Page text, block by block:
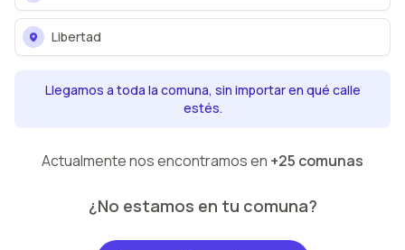
Libertad
Llegamos a toda la comuna, sin importar en qué calle
estés.
Actualmente nos encontramos en +25 comunas
¿No estamos en tu comuna?